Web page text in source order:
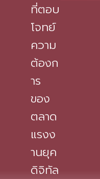
ที่ตอบ
โจทย์
ความ
ต้องก
าร
ของ
ตลาด
แรงง
านยุค
ดิจิทัล